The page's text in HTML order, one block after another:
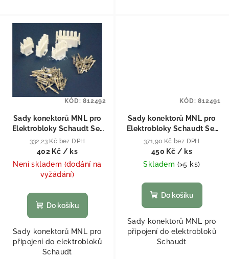
Sady konektorů MNL pro
Elektrobloky Schaudt Set
MNL 6+9
332,23 Kč bez DPH
402 Kč / ks
Není skladem (dodání na
vyžádání)
Do košíku
Sady konektorů MNL pro
připojení do elektrobloků
Schaudt
KÓD:812492
Sady konektorů MNL pro
Elektrobloky Schaudt Set
MNL 6+15
371,90 Kč bez DPH
450 Kč / ks
Skladem (>5 ks)
Do košíku
Sady konektorů MNL pro
připojení do elektrobloků
Schaudt
KÓD:812491